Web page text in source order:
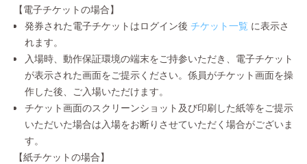
【電子チケットの場合】
発券された電子チケットはログイン後 チケット一覧 に表示さ
れます。
入場時、動作保証環境の端末をご持参いただき、電子チケット
が表示された画面をご提示ください。係員がチケット画面を操
作した後、ご入場いただけます。
チケット画面のスクリーンショット及び印刷した紙等をご提示
いただいた場合は入場をお断りさせていただく場合がございま
す。
【紙チケットの場合】